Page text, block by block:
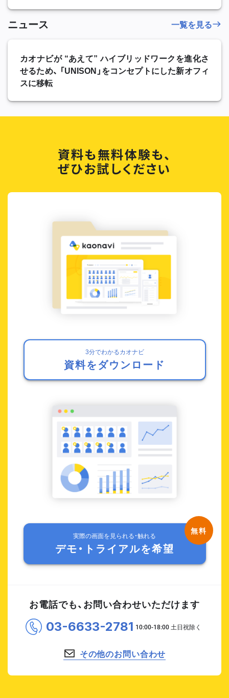
ニュース
カオナビが “あえて” ハイブリッドワークを進化さ
せるため、 「UNISON」をコンセプトにした新オフィ
スに移転
一覧を見る
資料も無料体験も、
ぜひお試しください
3分でわかるカオナビ
資料をダウンロード
実際の画面を見られる・触れる
デモ・トライアルを希望
お電話でも、お問い合わせいただけます
03-6633-2781
その他のお問い合わせ